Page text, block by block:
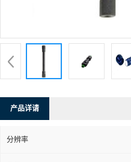
产品详请
分辨率